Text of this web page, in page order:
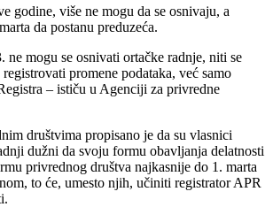
godine, više ne mogu da se osnivaju, a
da postanu preduzeća.
ne mogu se osnivati ortačke radnje, niti se
promene podataka, već samo
– ističu u Agenciji za privredne
društvima propisano je da su vlasnici
dužni da svoju formu obavljanja delatnosti
privrednog društva najkasnije do 1. marta
to će, umesto njih, učiniti registrator APR